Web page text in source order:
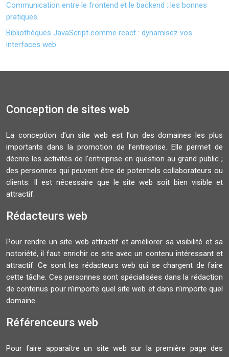
Communication entre le frontend et le backend : les bonnes
pratiques
Bibliothèques JavaScript comme react : dynamisez vos
interfaces web
Conception de sites web
La conception d’un site web est l’un des domaines les plus
importants dans la promotion de l’entreprise. Elle permet de
décrire les activités de l'entreprise en question au grand public ;
des personnes qui peuvent être de potentiels collaborateurs ou
clients. Il est nécessaire que le site web soit bien visible et
attractif.
Rédacteurs web
Pour rendre un site web attractif et améliorer sa visibilité et sa
notoriété, il faut enrichir ce site avec un contenu intéressant et
attractif. Ce sont les rédacteurs web qui se chargent de faire
cette tâche. Ces personnes sont spécialisées dans la rédaction
de contenus pour n’importe quel site web et dans n'importe quel
domaine.
Référenceurs web
Pour faire apparaître un site web sur la première page des